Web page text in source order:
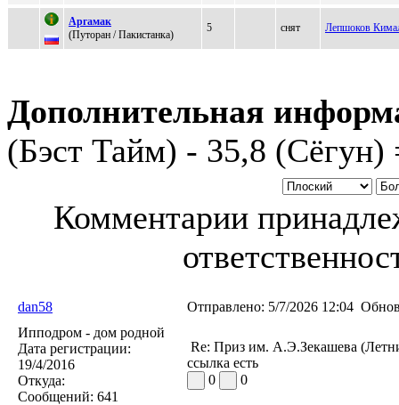
Apгaмaк
(Путoрaн / Пaкистaнкa)
5 снят Лепшоков
Дополнительная
(Бэст Тайм) - 35,8 (Сёгун)
Комментарии
dan58 Отправлено: 5/7/2026 12:04
Ипподром - дом родной
Дата регистрации:
19/4/2016
Откуда:
Сообщений: 641
Re: Приз им. А.Э.Зекашева
ссылка есть
0
0